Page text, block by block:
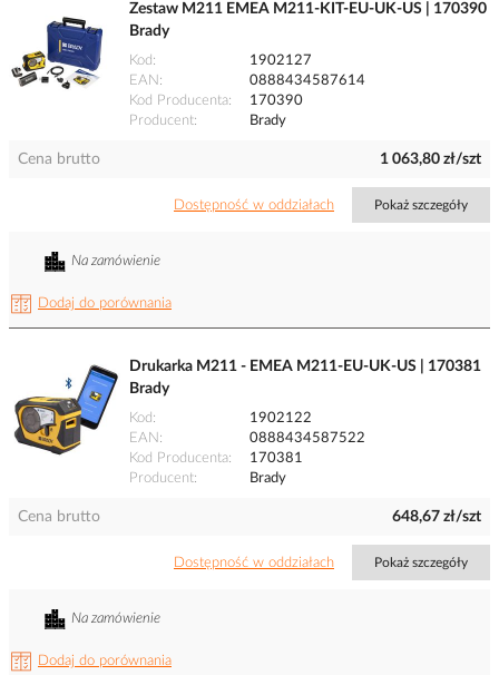
Zestaw M211 EMEA M211-KIT-EU-UK-US | 170390
Brady
Kod
1902127
EAN
0888434587614
Kod Producenta
170390
Producent
Brady
Cena brutto 1 063,80 zł/szt
Dostępność w oddziałach Pokaż szczegóły
Dodaj do porównania
Na zamówienie
Drukarka M211 - EMEA M211-EU-UK-US | 170381
Brady
Kod
1902122
EAN
0888434587522
Kod Producenta
170381
Producent
Brady
Cena brutto 648,67 zł/szt
Dostępność w oddziałach Pokaż szczegóły
Dodaj do porównania
Na zamówienie